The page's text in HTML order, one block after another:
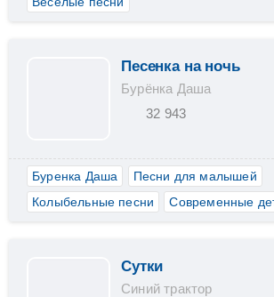
Песенка на ночь
Бурёнка Даша
32 943
Буренка Даша
Песни для малышей
Колыбельные песни
Современные
Сутки
Синий трактор